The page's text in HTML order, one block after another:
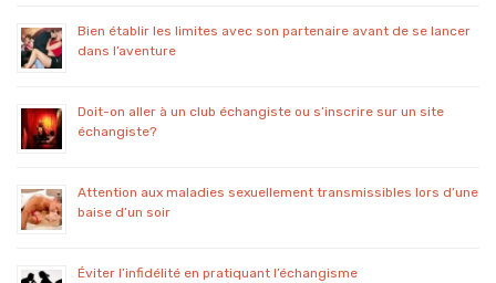
Bien établir les limites avec son partenaire avant de se lancer
dans l’aventure
Doit-on aller à un club échangiste ou s’inscrire sur un site
échangiste?
Attention aux maladies sexuellement transmissibles lors d’une
baise d’un soir
Éviter l’infidélité en pratiquant l’échangisme